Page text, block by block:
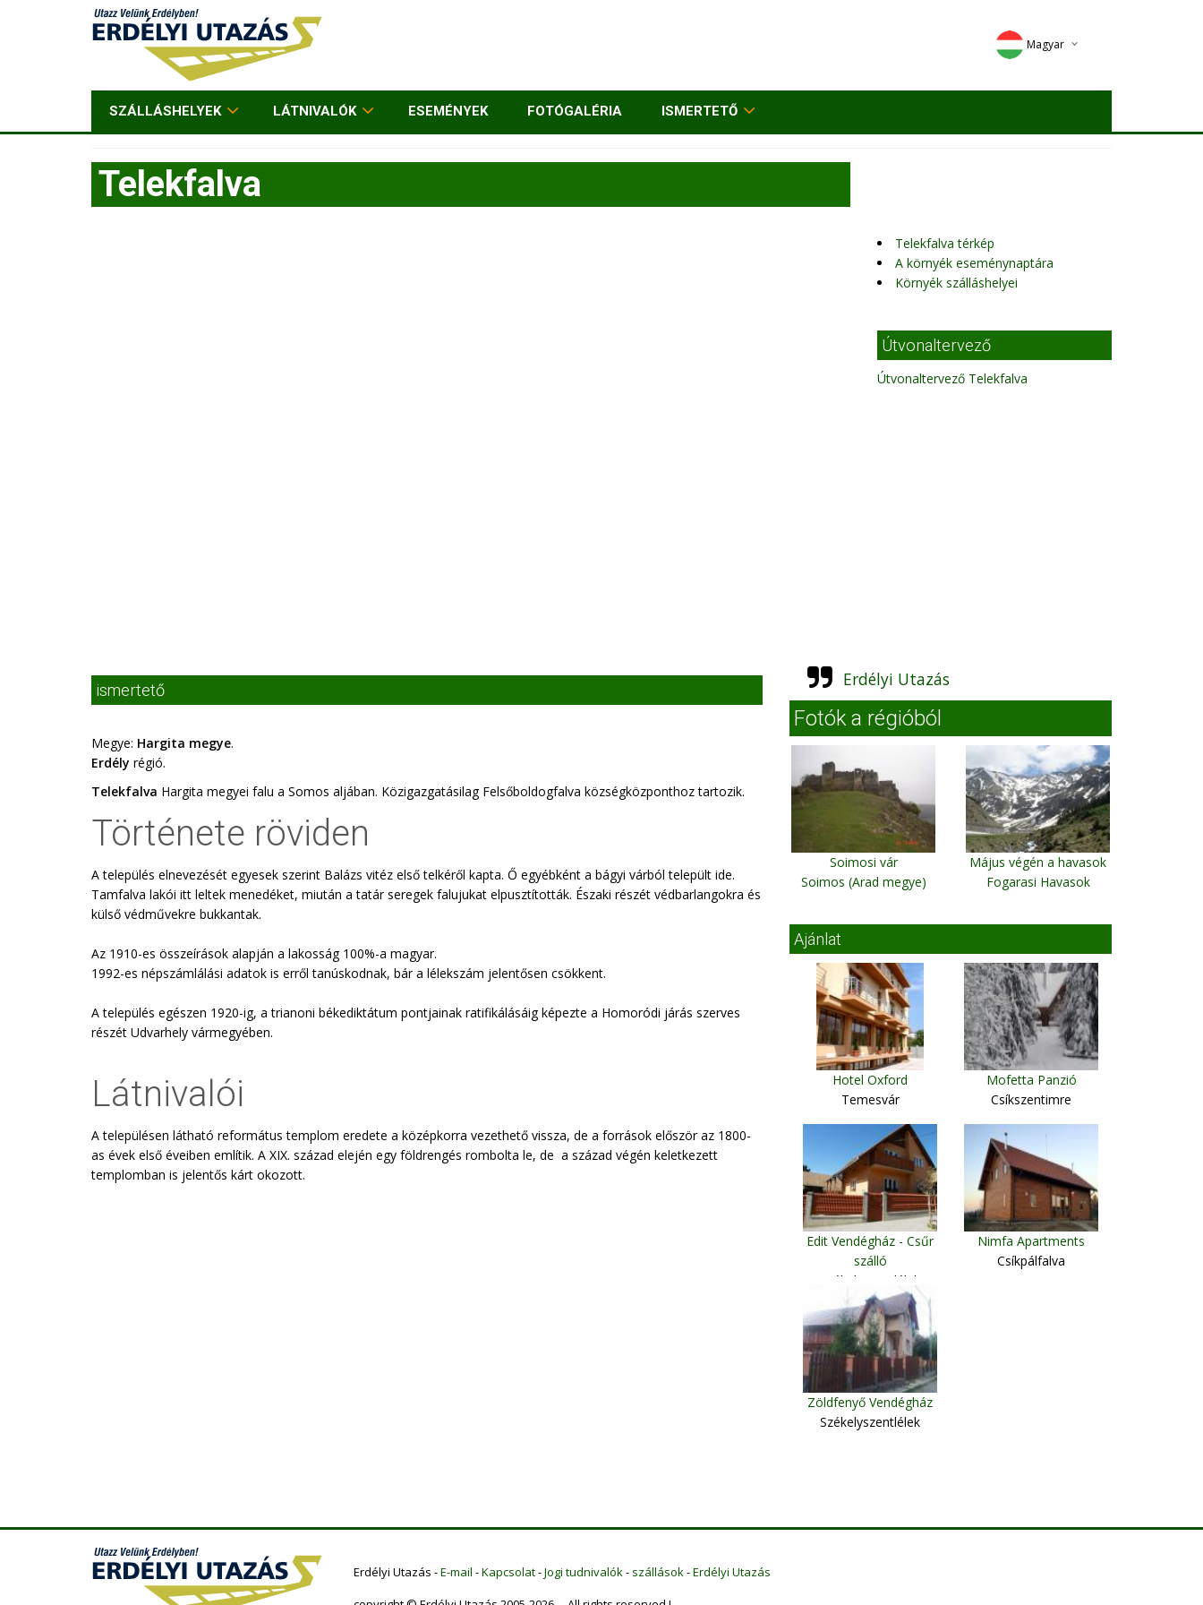
Magyar
Deutsch
SZÁLLÁSHELYEK LÁTNIVALÓK ESEMÉNYEK FOTÓGALÉRIA ISMERTETŐ
Telekfalva
Telekfalva térkép
A környék eseménynaptára
Környék szálláshelyei
Útvonaltervező
Útvonaltervező Telekfalva
ismertető
Megye: Hargita megye.
Erdély régió.
Telekfalva Hargita megyei falu a Somos aljában. Közigazgatásilag Felsőboldogfalva községközponthoz tartozik.
Története röviden
A település elnevezését egyesek szerint Balázs vitéz első telkéről kapta. Ő egyébként a bágyi várból települt ide.
Tamfalva lakói itt leltek menedéket, miután a tatár seregek falujukat elpusztították. Északi részét védbarlangokra és
külső védművekre bukkantak.
Az 1910-es összeírások alapján a lakosság 100%-a magyar.
1992-es népszámlálási adatok is erről tanúskodnak, bár a lélekszám jelentősen csökkent.
A település egészen 1920-ig, a trianoni békediktátum pontjainak ratifikálásáig képezte a Homoródi járás szerves
részét Udvarhely vármegyében.
Látnivalói
A településen látható református templom eredete a középkorra vezethető vissza, de a források először az 1800-
as évek első éveiben említik. A XIX. század elején egy földrengés rombolta le, de a század végén keletkezett
templomban is jelentős kárt okozott.
Erdélyi Utazás
Fotók a régióból
Soimosi vár
Soimos (Arad megye)
Május végén a havasok
Fogarasi Havasok
Ajánlat
Hotel Oxford
Temesvár
Mofetta Panzió
Csíkszentimre
Edit Vendégház - Csűr
szálló
Székelyszentlélek
Nimfa Apartments
Csíkpálfalva
Zöldfenyő Vendégház
Székelyszentlélek
Erdélyi Utazás -E-mail -Kapcsolat-Jogi tudnivalók- szállások-Erdélyi Utazás